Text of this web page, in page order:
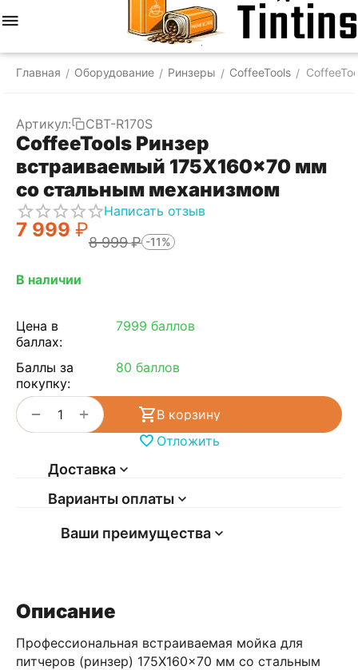
Главная / Оборудование / Ринзеры / CoffeeTools /
Артикул: CBT-R170S
CoffeeTools Ринзер
встраиваемый 175X160x70 мм
со стальным механизмом
Написать отзыв
7 999 ₽
8 999₽ -11%
В наличии
Цена в
баллах:
7999 баллов
Баллы за
покупку:
80 баллов
+
−
В корзину
Отложить
Доставка
Варианты оплаты
Ваши преимущества
Описание
Профессиональная встраиваемая мойка для
питчеров (ринзер) 175X160x70 мм со стальным
Корзина Отложенные
товары
Аккаунт